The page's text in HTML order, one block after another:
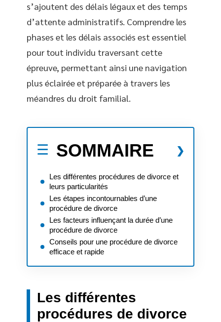
s’ajoutent des délais légaux et des temps
d’attente administratifs. Comprendre les
phases et les délais associés est essentiel
pour tout individu traversant cette
épreuve, permettant ainsi une navigation
plus éclairée et préparée à travers les
méandres du droit familial.
SOMMAIRE
Les différentes procédures de divorce et
leurs particularités
Les étapes incontournables d’une
procédure de divorce
Les facteurs influençant la durée d’une
procédure de divorce
Conseils pour une procédure de divorce
efficace et rapide
Les différentes
procédures de divorce